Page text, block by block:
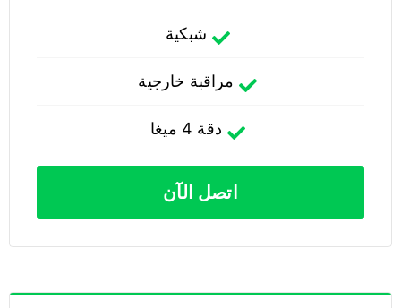
شبكية
مراقبة خارجية
دقة 4 ميغا
اتصل الآن